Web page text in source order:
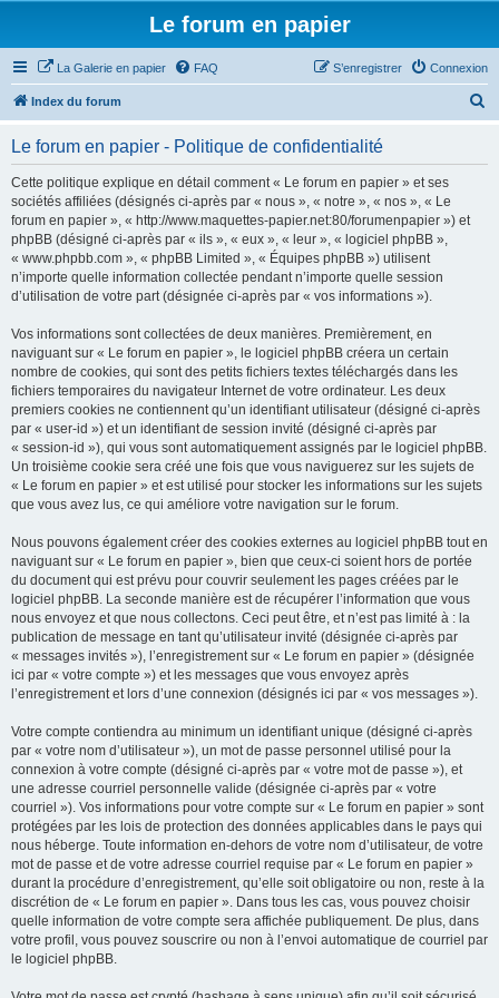
Le forum en papier
La Galerie en papier FAQ Connexion
S’enregistrer
Index du forum
Le forum en papier - Politique de confidentialité
Cette politique explique en détail comment « Le forum en papier » et ses
sociétés affiliées (désignés ci-après par « nous », « notre », « nos », « Le
forum en papier », « http://www.maquettes-papier.net:80/forumenpapier ») et
phpBB (désigné ci-après par « ils », « eux », « leur », « logiciel phpBB »,
« www.phpbb.com », « phpBB Limited », « Équipes phpBB ») utilisent
n’importe quelle information collectée pendant n’importe quelle session
d’utilisation de votre part (désignée ci-après par « vos informations »).
Vos informations sont collectées de deux manières. Premièrement, en
naviguant sur « Le forum en papier », le logiciel phpBB créera un certain
nombre de cookies, qui sont des petits fichiers textes téléchargés dans les
fichiers temporaires du navigateur Internet de votre ordinateur. Les deux
premiers cookies ne contiennent qu’un identifiant utilisateur (désigné ci-après
par « user-id ») et un identifiant de session invité (désigné ci-après par
« session-id »), qui vous sont automatiquement assignés par le logiciel phpBB.
Un troisième cookie sera créé une fois que vous naviguerez sur les sujets de
« Le forum en papier » et est utilisé pour stocker les informations sur les sujets
que vous avez lus, ce qui améliore votre navigation sur le forum.
Nous pouvons également créer des cookies externes au logiciel phpBB tout en
naviguant sur « Le forum en papier », bien que ceux-ci soient hors de portée
du document qui est prévu pour couvrir seulement les pages créées par le
logiciel phpBB. La seconde manière est de récupérer l’information que vous
nous envoyez et que nous collectons. Ceci peut être, et n’est pas limité à : la
publication de message en tant qu’utilisateur invité (désignée ci-après par
« messages invités »), l’enregistrement sur « Le forum en papier » (désignée
ici par « votre compte ») et les messages que vous envoyez après
l’enregistrement et lors d’une connexion (désignés ici par « vos messages »).
Votre compte contiendra au minimum un identifiant unique (désigné ci-après
par « votre nom d’utilisateur »), un mot de passe personnel utilisé pour la
connexion à votre compte (désigné ci-après par « votre mot de passe »), et
une adresse courriel personnelle valide (désignée ci-après par « votre
courriel »). Vos informations pour votre compte sur « Le forum en papier » sont
protégées par les lois de protection des données applicables dans le pays qui
nous héberge. Toute information en-dehors de votre nom d’utilisateur, de votre
mot de passe et de votre adresse courriel requise par « Le forum en papier »
durant la procédure d’enregistrement, qu’elle soit obligatoire ou non, reste à la
discrétion de « Le forum en papier ». Dans tous les cas, vous pouvez choisir
quelle information de votre compte sera affichée publiquement. De plus, dans
votre profil, vous pouvez souscrire ou non à l’envoi automatique de courriel par
le logiciel phpBB.